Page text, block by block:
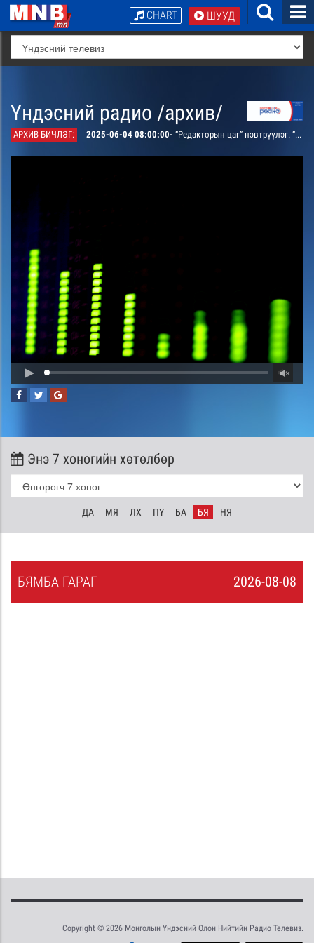
ШУУД
CHART
Үндэсний радио /архив/
АРХИВ БИЧЛЭГ: 2025-06-04 08:00:00- “Редакторын цаг” нэвтрүүлэг. “Замын хөдөлгөөн ба соёл” жолооч болон явган зорчигчид, тэдний хандлага харилцааг хөндөнө.
Энэ 7 хоногийн хөтөлбөр
ДА МЯ ЛХ ПҮ БА БЯ НЯ
2026-08-08
БЯМБА ГАРАГ
Copyright © 2026 Монголын Үндэсний Олон Нийтийн Радио Телевиз.